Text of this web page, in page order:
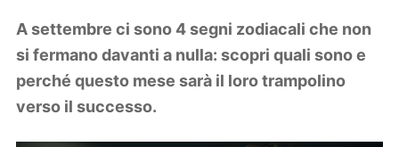
Viaggi
A settembre ci sono 4 segni zodiacali che non
si fermano davanti a nulla: scopri quali sono e
perché questo mese sarà il loro trampolino
verso il successo.